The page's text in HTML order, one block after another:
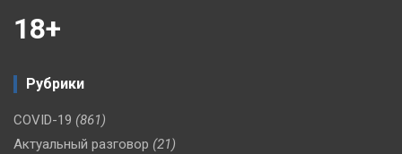
18+
Рубрики
COVID-19 (861)
Актуальный разговор (21)